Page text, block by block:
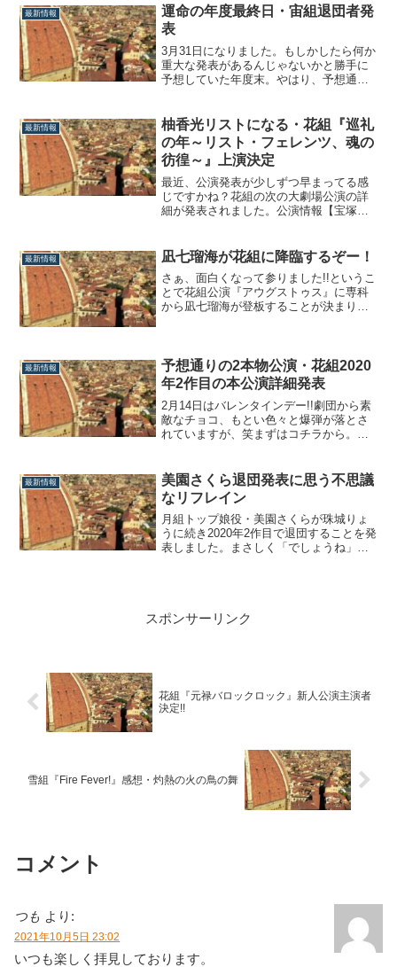
です。歴代・初詣ポスターモデルを確認
毎年、学年の中から一人選ばれる初詣ポ
スターモデルは、当然ながら劇団期待の
星。よっ...
最新情報
運命の年度最終日・宙組退団者発
表
3月31日になりました。もしかしたら何か
重大な発表があるんじゃないかと勝手に
予想していた年度末。やはり、予想通り
た生徒の同期生である、103期生の彩妃
花。ま、そりゃそうだよな、って感じで
すよね。遺族代理人による記者会見によ
ると...
最新情報
柚香光リストになる・花組『巡礼
の年～リスト・フェレンツ、魂の
彷徨～』上演決定
最近、公演発表が少しずつ早まってる感
じですかね？花組の次の大劇場公演の詳
細が発表されました。公演情報【宝塚大
彷徨～』■作・演出／生田大和ショー グ
ルーヴ『Fashionable Empire』■作・演出
／稲葉太地■主演・・・柚香...
最新情報 凪七瑠海が花組に降臨するぞー！
さぁ、面白くなって参りました!!というこ
とで花組公演『アウグストゥス』に専科
から凪七瑠海が登板することが決まりま
果たして凪七瑠海は瀬戸かずやの上に降
るのか、下に降るのか、ということ。
何...
最新情報
予想通りの2本物公演・花組2020
年2作目の本公演詳細発表
2月14日はバレンタインデー!!劇団から素
敵なチョコ、もとい色々と爆弾が落とさ
れていますが、笑まずはコチラから。今
た。公演情報【宝塚大劇場／東京宝塚劇
場公演】ドラマ・ヒストリ『アウグスト
ゥス－尊厳ある者－』■作・演出：田渕
大...
最新情報
美園さくら退団発表に思う不思議
なリフレイン
月組トップ娘役・美園さくらが珠城りょ
うに続き2020年2作目で退団することを発
表しました。まさしく「でしょうね」案
ので月組トップ考察の掲載を待っていた
スポンサーリンク
花組『元禄バロックロック』新人公演主演者
決定!!
雪組『Fire Fever!』感想・灼熱の火の鳥の舞
コメント
つも より:
2021年10月5日 23:02
いつも楽しく拝見しております。